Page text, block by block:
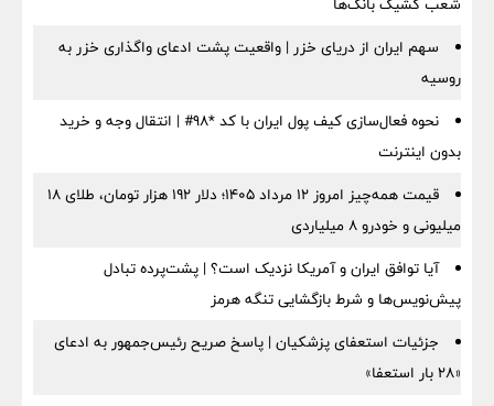
سهم ایران از دریای خزر | واقعیت پشت ادعای واگذاری خزر به
روسیه
نحوه فعال‌سازی کیف پول ایران با کد *98# | انتقال وجه و خرید
بدون اینترنت
قیمت همه‌چیز امروز ۱۲ مرداد ۱۴۰۵؛ دلار ۱۹۲ هزار تومان، طلای ۱۸
میلیونی و خودرو ۸ میلیاردی
آیا توافق ایران و آمریکا نزدیک است؟ | پشت‌پرده تبادل
پیش‌نویس‌ها و شرط بازگشایی تنگه هرمز
جزئیات استعفای پزشکیان | پاسخ صریح رئیس‌جمهور به ادعای
«۲۸ بار استعفا»